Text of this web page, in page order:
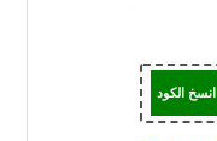
انسخ الكود